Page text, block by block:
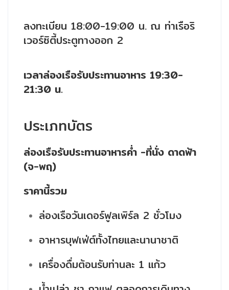
ลงทะเบียน 18:00-19:00 น. ณ ท่าเรือริ
เวอร์ซิตี้ประตูทางออก 2
เวลาล่องเรือรับประทานอาหาร 19:30-
21:30 น.
ประเภทบัตร
ล่องเรือรับประทานอาหารค่ำ -ที่นั่ง ดาดฟ้า
(จ-พฤ)
ราคานี้รวม
ล่องเรือวันเดอร์ฟูลเพิร์ล 2 ชั่วโมง
อาหารบุฟเฟ่ต์ทั้งไทยและนานาชาติ
เครื่องดื่มต้อนรับท่านละ 1 แก้ว